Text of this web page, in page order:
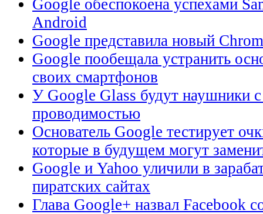
Google обеспокоена успехами
Android
Google представила новый
Google пообещала устранить
своих смартфонов
У Google Glass будут наушники
проводимостью
Основатель Google тестирует
которые в будущем могут
Google и Yahoo уличили в
пиратских сайтах
Глава Google+ назвал Facebook